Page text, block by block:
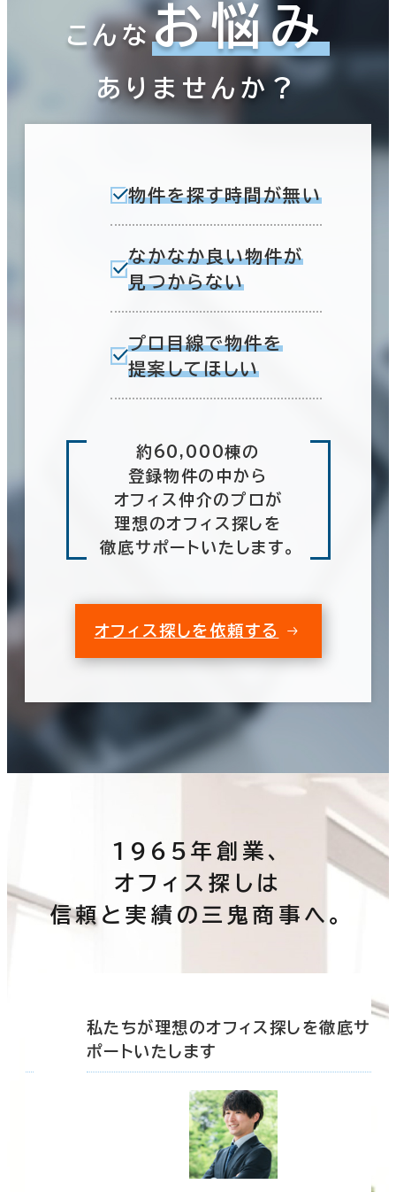
こんなお悩み
ありませんか？
物件を探す時間が無い
なかなか良い物件が
見つからない
プロ目線で物件を
提案してほしい
約60,000棟の
登録物件の中から
オフィス仲介のプロが
理想のオフィス探しを
徹底サポートいたします。
オフィス探しを依頼する
1965年創業、
オフィス探しは
信頼と実績の三鬼商事へ。
私たちが理想のオフィス探しを徹底サ
ポートいたします